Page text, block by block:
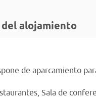
alojamiento
de aparcamiento
Sala de